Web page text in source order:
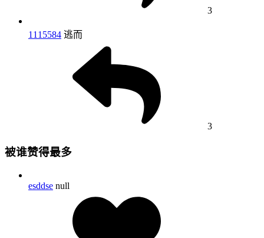
3
1115584 逃而
3
被谁赞得最多
esddse null